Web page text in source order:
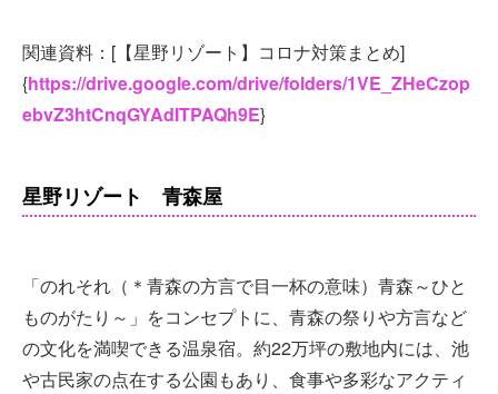
関連資料：[【星野リゾート】コロナ対策まとめ]
{https://drive.google.com/drive/folders/1VE_ZHeCzop
ebvZ3htCnqGYAdITPAQh9E}
星野リゾート 青森屋
「のれそれ（＊青森の方言で目一杯の意味）青森～ひと
ものがたり～」をコンセプトに、青森の祭りや方言など
の文化を満喫できる温泉宿。約22万坪の敷地内には、池
や古民家の点在する公園もあり、食事や多彩なアクティ